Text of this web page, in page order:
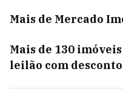
Mais de Mercado
Mais de 130
leilão com